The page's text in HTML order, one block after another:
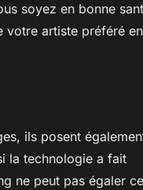
soyez en bonne
votre artiste préféré
ils posent
la technologie a fait
ne peut pas égaler